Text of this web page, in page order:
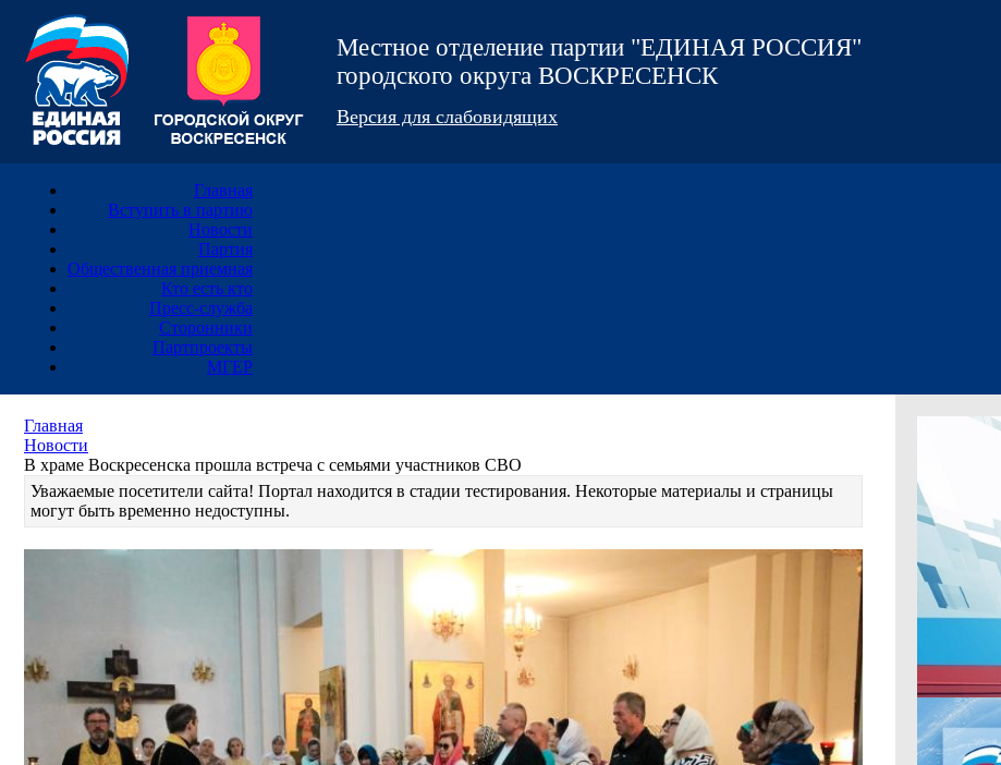
Местное отделение партии "ЕДИНАЯ РОССИЯ"
городского округа ВОСКРЕСЕНСК
Версия для слабовидящих
Главная
Вступить в партию
Новости
Партия
Общественная приемная
Кто есть кто
Пресс-служба
Сторонники
Партпроекты
МГЕР
Главная
Новости
В храме Воскресенска прошла встреча с семьями участников СВО
Уважаемые посетители сайта! Портал находится в стадии тестирования. Некоторые материалы и страницы
могут быть временно недоступны.